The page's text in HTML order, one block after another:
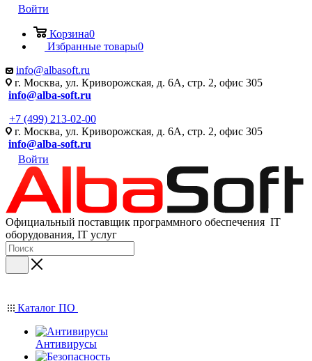
Войти
Корзина0
Избранные товары0
info@albasoft.ru
г. Москва, ул. Криворожская, д. 6А, стр. 2, офис 305
info@alba-soft.ru
+7 (499) 213-02-00
г. Москва, ул. Криворожская, д. 6А, стр. 2, офис 305
info@alba-soft.ru
Войти
Официальный поставщик программного обеспечения IT
оборудования, IT услуг
Каталог ПО
Антивирусы